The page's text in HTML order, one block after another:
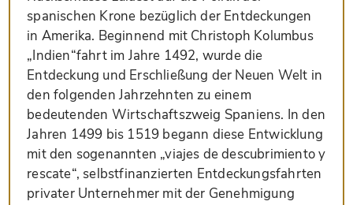
spanischen Krone bezüglich der Entdeckungen
in Amerika. Beginnend mit Christoph Kolumbus
„Indien“fahrt im Jahre 1492, wurde die
Entdeckung und Erschließung der Neuen Welt in
den folgenden Jahrzehnten zu einem
bedeutenden Wirtschaftszweig Spaniens. In den
Jahren 1499 bis 1519 begann diese Entwicklung
mit den sogenannten „viajes de descubrimiento y
rescate“, selbstfinanzierten Entdeckungsfahrten
privater Unternehmer mit der Genehmigung